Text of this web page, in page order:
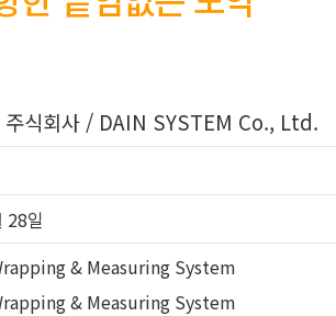
주식회사 / DAIN SYSTEM Co., Ltd.
28일
& Measuring System
& Measuring System